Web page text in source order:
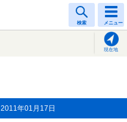
検索 メニュー
現在地
2011年01月17日